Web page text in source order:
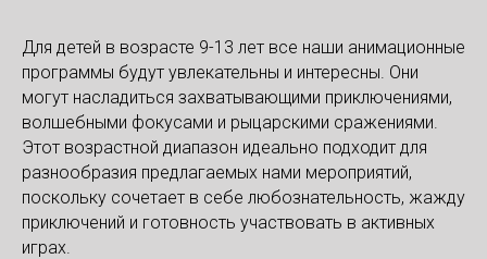
Для детей в возрасте 9-13 лет все наши анимационные
программы будут увлекательны и интересны. Они
могут насладиться захватывающими приключениями,
волшебными фокусами и рыцарскими сражениями.
Этот возрастной диапазон идеально подходит для
разнообразия предлагаемых нами мероприятий,
поскольку сочетает в себе любознательность, жажду
приключений и готовность участвовать в активных
играх.